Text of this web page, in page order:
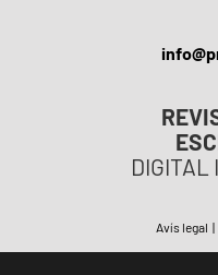
DIGITAL
Avís legal |